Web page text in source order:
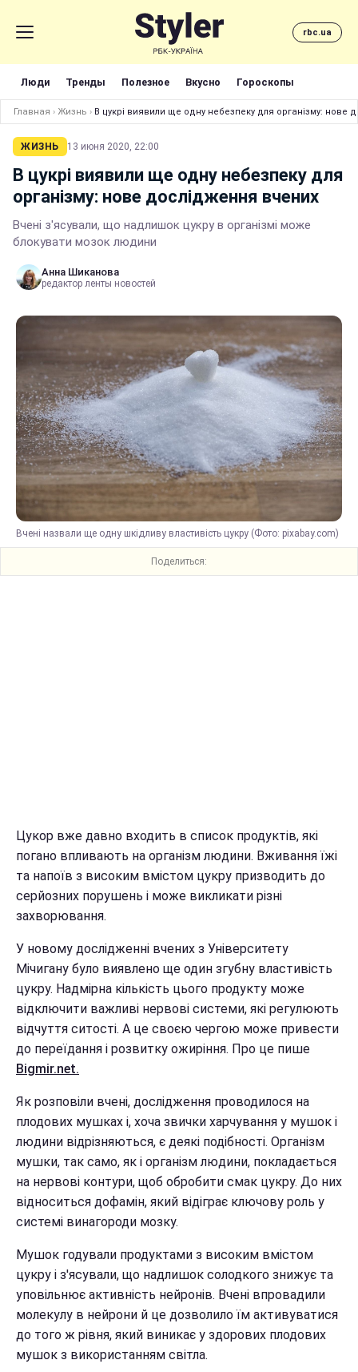
rbc.ua
Люди Тренды Полезное Вкусно Гороскопы
Главная › Жизнь › В цукрі виявили ще одну небезпеку для організму: нове
ЖИЗНЬ 13 июня 2020, 22:00
В цукрі виявили ще одну небезпеку для
організму: нове дослідження вчених
Вчені з'ясували, що надлишок цукру в організмі може
блокувати мозок людини
Анна Шиканова
редактор ленты новостей
Вчені назвали ще одну шкідливу властивість цукру (Фото: pixabay.com)
Поделиться:
Цукор вже давно входить в список продуктів, які
погано впливають на організм людини. Вживання їжі
та напоїв з високим вмістом цукру призводить до
серйозних порушень і може викликати різні
захворювання.
У новому дослідженні вчених з Університету
Мічигану було виявлено ще один згубну властивість
цукру. Надмірна кількість цього продукту може
відключити важливі нервові системи, які регулюють
відчуття ситості. А це своєю чергою може привести
до переїдання і розвитку ожиріння. Про це пише
Bigmir.net.
Як розповіли вчені, дослідження проводилося на
плодових мушках і, хоча звички харчування у мушок і
людини відрізняються, є деякі подібності. Організм
мушки, так само, як і організм людини, покладається
на нервові контури, щоб обробити смак цукру. До них
відноситься дофамін, який відіграє ключову роль у
системі винагороди мозку.
Мушок годували продуктами з високим вмістом
цукру і з'ясували, що надлишок солодкого знижує та
уповільнює активність нейронів. Вчені впровадили
молекулу в нейрони й це дозволило їм активуватися
до того ж рівня, який виникає у здорових плодових
мушок з використанням світла.